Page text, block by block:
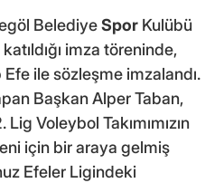
BelediyeSpor Kulübü
imza töreninde,
ile sözleşme imzalandı.
Başkan Alper Taban,
Voleybol Takımımızın
için bir araya gelmiş
Efeler Ligindeki